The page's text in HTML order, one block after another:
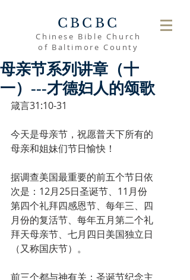
CBCBC
Chinese Bible Church
of Baltimore County
母亲节系列讲章（十
一）---才德妇人的颂歌
箴言31:10-31
今天是母亲节，祝愿普天下所有的
母亲和姐妹们节日愉快！
据调查美国最重要的前五个节日依
次是：12月25日圣诞节、11月份
第四个礼拜四感恩节、每年三、四
月份的复活节、每年五月第二个礼
拜天母亲节、七月四日美国独立日
（又称国庆节）。
前三个都与神有关：圣诞节纪念主